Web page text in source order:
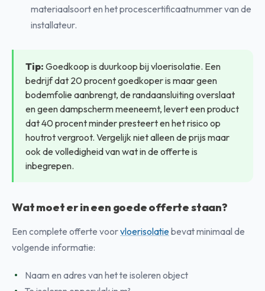
materiaalsoort en het procescertificaatnummer van de
installateur.
Tip: Goedkoop is duurkoop bij vloerisolatie. Een
bedrijf dat 20 procent goedkoper is maar geen
bodemfolie aanbrengt, de randaansluiting overslaat
en geen dampscherm meeneemt, levert een product
dat 40 procent minder presteert en het risico op
houtrot vergroot. Vergelijk niet alleen de prijs maar
ook de volledigheid van wat in de offerte is
inbegrepen.
Wat moet er in een goede offerte staan?
Een complete offerte voorvloerisolatie bevat minimaal de
volgende informatie:
Naam en adres van het te isoleren object